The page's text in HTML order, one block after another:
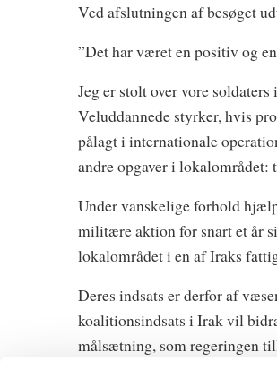
Ved afslutningen af besøget
”Det har været en positiv og
Jeg er stolt over vore
Veluddannede styrker, hvis
pålagt i internationale
andre opgaver i
Under vanskelige forhold
militære aktion for snart et år
lokalområdet i en af Iraks
Deres indsats er derfor af
koalitionsindsats i Irak vil
målsætning, som regeringen